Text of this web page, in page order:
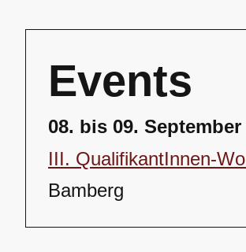
Events
08. bis 09. September
III. QualifikantInnen-
Bamberg